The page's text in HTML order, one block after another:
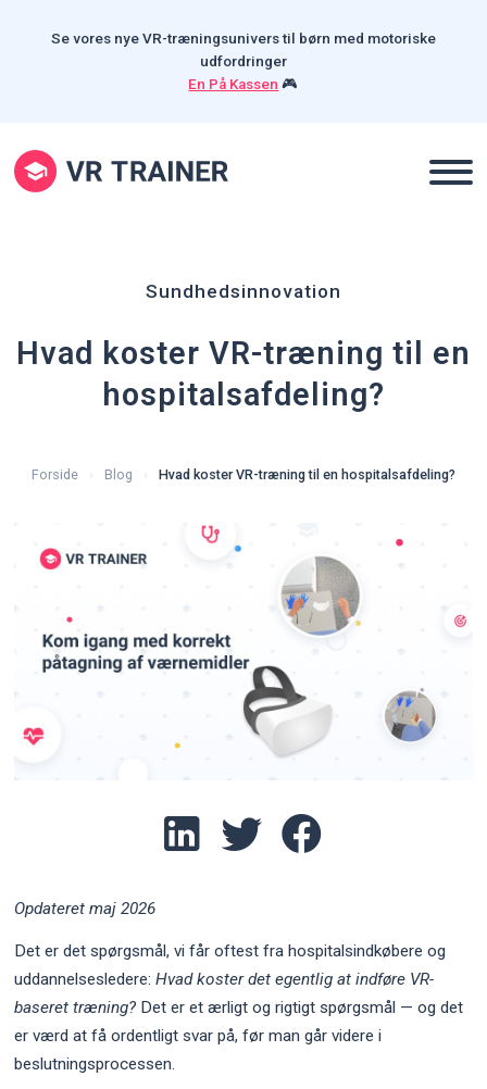
Se vores nye VR-træningsunivers til børn med motoriske
udfordringer
En På Kassen 🎮
Sundhedsinnovation
Hvad koster VR-træning til en
hospitalsafdeling?
Forside Blog Hvad koster VR-træning til en hospitalsafdeling?
Opdateret maj 2026
Det er det spørgsmål, vi får oftest fra hospitalsindkøbere og
uddannelsesledere:Hvad koster det egentlig at indføre VR-
baseret træning? Det er et ærligt og rigtigt spørgsmål — og det
er værd at få ordentligt svar på, før man går videre i
beslutningsprocessen.